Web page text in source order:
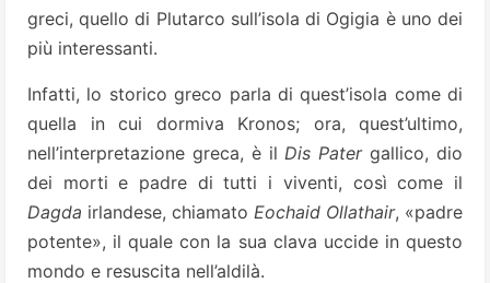
greci, quello di Plutarco sull’isola di Ogigia è uno dei
più interessanti.
Infatti, lo storico greco parla di quest’isola come di
quella in cui dormiva Kronos; ora, quest’ultimo,
nell’interpretazione greca, è ilDis Patergallico, dio
dei morti e padre di tutti i viventi, così come il
Dagda irlandese, chiamato Eochaid Ollathair, «padre
potente», il quale con la sua clava uccide in questo
mondo e resuscita nell’aldilà.